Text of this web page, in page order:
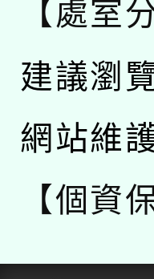
【處室
建議瀏
網站維
【個資